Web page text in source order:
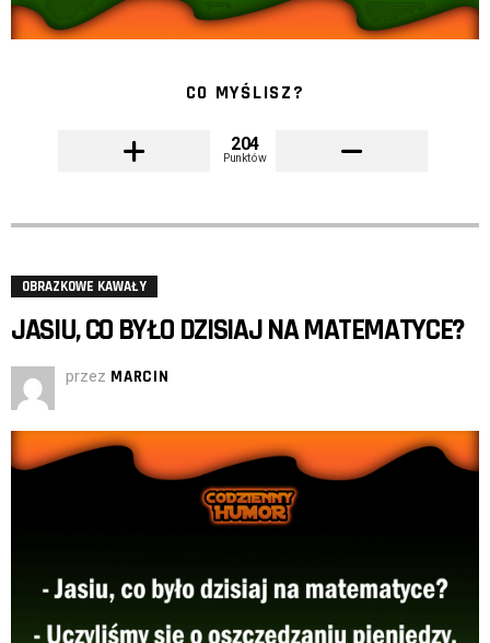
CO MYŚLISZ?
204
Punktów
OBRAZKOWE KAWAŁY
JASIU, CO BYŁO DZISIAJ NA MATEMATYCE?
przez MARCIN